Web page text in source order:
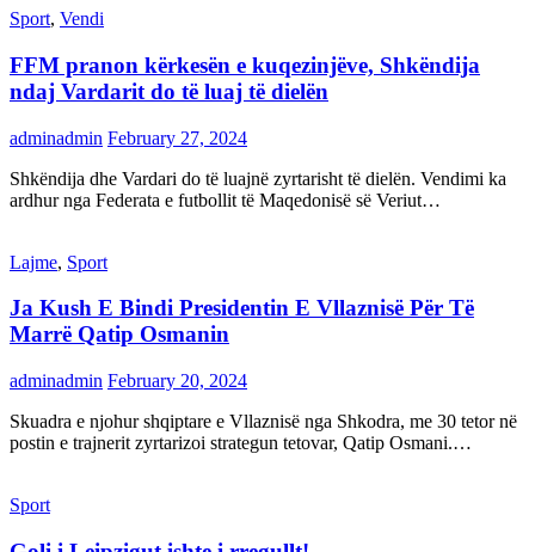
Sport, Vendi
FFM pranon kërkesën e kuqezinjëve, Shkëndija
ndaj Vardarit do të luaj të dielën
adminadmin February 27, 2024
Shkëndija dhe Vardari do të luajnë zyrtarisht të dielën. Vendimi ka
ardhur nga Federata e futbollit të Maqedonisë së Veriut…
Lajme, Sport
Ja Kush E Bindi Presidentin E Vllaznisë Për Të
Marrë Qatip Osmanin
adminadmin February 20, 2024
Skuadra e njohur shqiptare e Vllaznisë nga Shkodra, me 30 tetor në
postin e trajnerit zyrtarizoi strategun tetovar, Qatip Osmani.…
Sport